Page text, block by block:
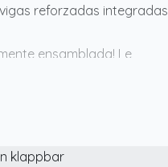
reforzadas integradas
ensamblada! Le
de calidad con la
y se puede usar
tiempo y es una
klappbar